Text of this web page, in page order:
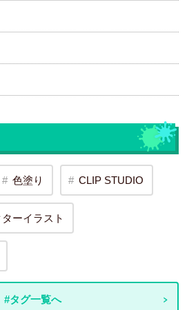
色塗り CLIP STUDIO
ーイラスト
#タグ一覧へ